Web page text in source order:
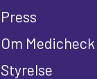
Press
Om Medicheck
Styrelse